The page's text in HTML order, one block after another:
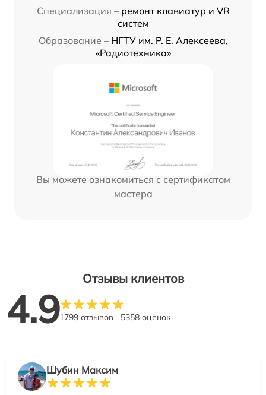
Специализация – ремонт клавиатур и VR
систем
Образование – НГТУ им. Р. Е. Алексеева,
«Радиотехника»
Вы можете ознакомиться с сертификатом
мастера
Отзывы клиентов
4.91799 отзывов 5358 оценок
Шубин Максим